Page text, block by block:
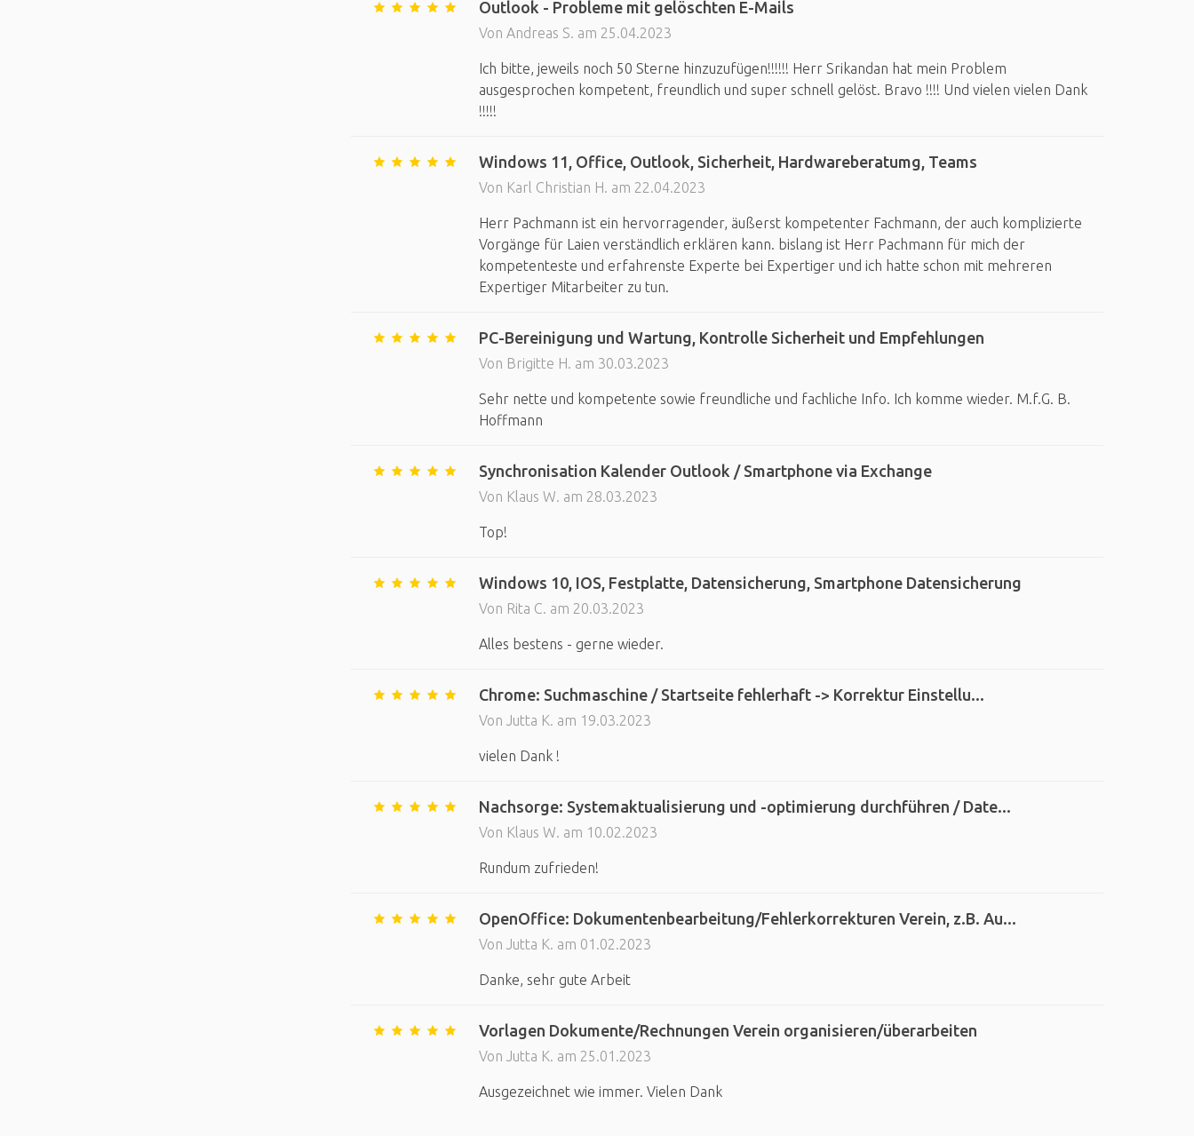
Outlook - Probleme mit gelöschten E-Mails
Von Andreas S. am 25.04.2023
Ich bitte, jeweils noch 50 Sterne hinzuzufügen!!!!!! Herr Srikandan hat mein Problem
ausgesprochen kompetent, freundlich und super schnell gelöst. Bravo !!!! Und vielen vielen Dank
!!!!!
Windows 11, Office, Outlook, Sicherheit, Hardwareberatumg, Teams
Von Karl Christian H. am 22.04.2023
Herr Pachmann ist ein hervorragender, äußerst kompetenter Fachmann, der auch komplizierte
Vorgänge für Laien verständlich erklären kann. bislang ist Herr Pachmann für mich der
kompetenteste und erfahrenste Experte bei Expertiger und ich hatte schon mit mehreren
Expertiger Mitarbeiter zu tun.
PC-Bereinigung und Wartung, Kontrolle Sicherheit und Empfehlungen
Von Brigitte H. am 30.03.2023
Sehr nette und kompetente sowie freundliche und fachliche Info. Ich komme wieder. M.f.G. B.
Hoffmann
Synchronisation Kalender Outlook / Smartphone via Exchange
Von Klaus W. am 28.03.2023
Top!
Windows 10, IOS, Festplatte, Datensicherung, Smartphone Datensicherung
Von Rita C. am 20.03.2023
Alles bestens - gerne wieder.
Chrome: Suchmaschine / Startseite fehlerhaft -> Korrektur Einstellu...
Von Jutta K. am 19.03.2023
vielen Dank !
Nachsorge: Systemaktualisierung und -optimierung durchführen / Date...
Von Klaus W. am 10.02.2023
Rundum zufrieden!
OpenOffice: Dokumentenbearbeitung/Fehlerkorrekturen Verein, z.B. Au...
Von Jutta K. am 01.02.2023
Danke, sehr gute Arbeit
Vorlagen Dokumente/Rechnungen Verein organisieren/überarbeiten
Von Jutta K. am 25.01.2023
Ausgezeichnet wie immer. Vielen Dank